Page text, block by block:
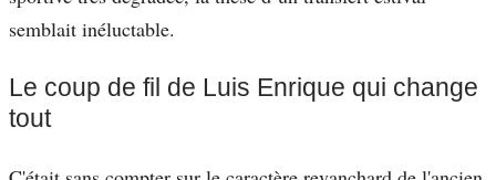
semblait inéluctable.
Le coup de fil de Luis Enrique qui change
tout